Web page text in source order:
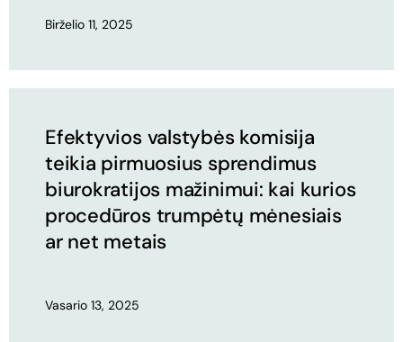
Birželio 11, 2025
Efektyvios valstybės komisija
teikia pirmuosius sprendimus
biurokratijos mažinimui: kai kurios
procedūros trumpėtų mėnesiais
ar net metais
Vasario 13, 2025